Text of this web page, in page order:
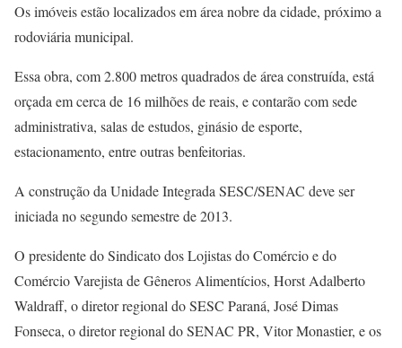
Os imóveis estão localizados em área nobre da cidade, próximo a
rodoviária municipal.
Essa obra, com 2.800 metros quadrados de área construída, está
orçada em cerca de 16 milhões de reais, e contarão com sede
administrativa, salas de estudos, ginásio de esporte,
estacionamento, entre outras benfeitorias.
A construção da Unidade Integrada SESC/SENAC deve ser
iniciada no segundo semestre de 2013.
O presidente do Sindicato dos Lojistas do Comércio e do
Comércio Varejista de Gêneros Alimentícios, Horst Adalberto
Waldraff, o diretor regional do SESC Paraná, José Dimas
Fonseca, o diretor regional do SENAC PR, Vitor Monastier, e os